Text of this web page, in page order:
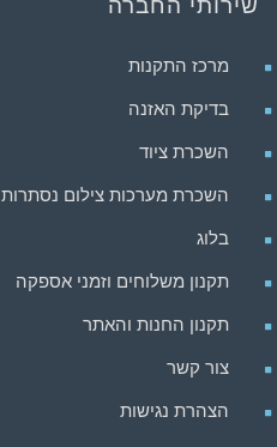
שירותי החברה
מרכז התקנות
בדיקת האזנה
השכרת ציוד
השכרת מערכות צילום נסתרות
בלוג
תקנון משלוחים וזמני אספקה
תקנון החנות והאתר
צור קשר
הצהרת נגישות